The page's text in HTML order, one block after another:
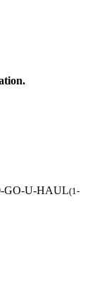
GO-U-HAUL(1-